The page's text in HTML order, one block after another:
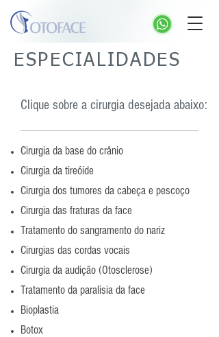
ESPECIALIDADES
Clique sobre a cirurgia desejada abaixo:
Cirurgia da base do crânio
Cirurgia da tireóide
Cirurgia dos tumores da cabeça e pescoço
Cirurgia das fraturas da face
Tratamento do sangramento do nariz
Cirurgias das cordas vocais
Cirurgia da audição (Otosclerose)
Tratamento da paralisia da face
Bioplastia
Botox